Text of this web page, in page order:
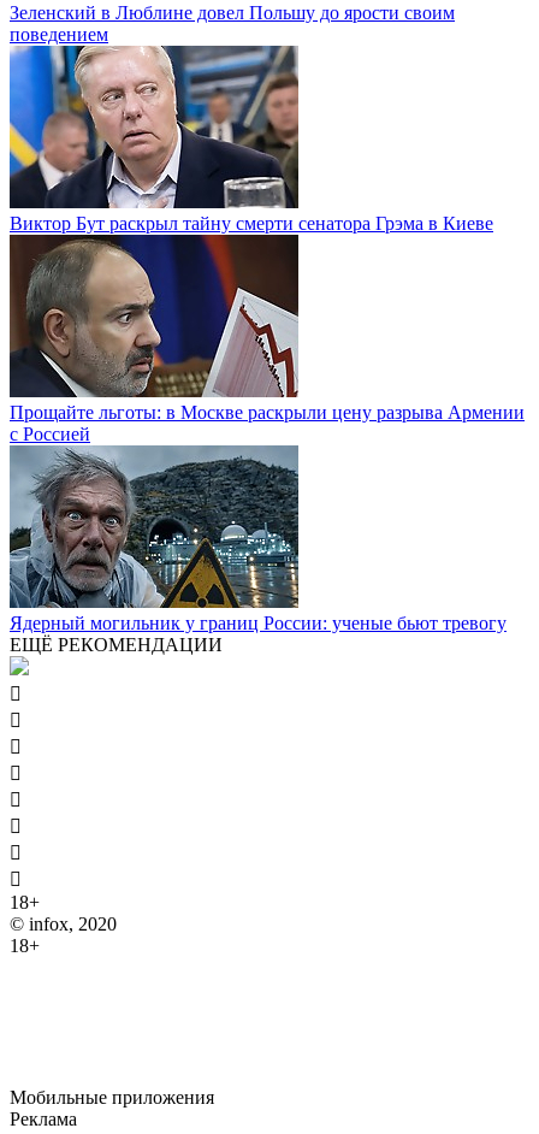
Зеленский в Люблине довел Польшу до ярости своим
поведением
Виктор Бут раскрыл тайну смерти сенатора Грэма в Киеве
Прощайте льготы: в Москве раскрыли цену разрыва Армении
с Россией
Ядерный могильник у границ России: ученые бьют тревогу
ЕЩЁ РЕКОМЕНДАЦИИ








18+
© infox, 2020
18+
Мобильные приложения
Реклама